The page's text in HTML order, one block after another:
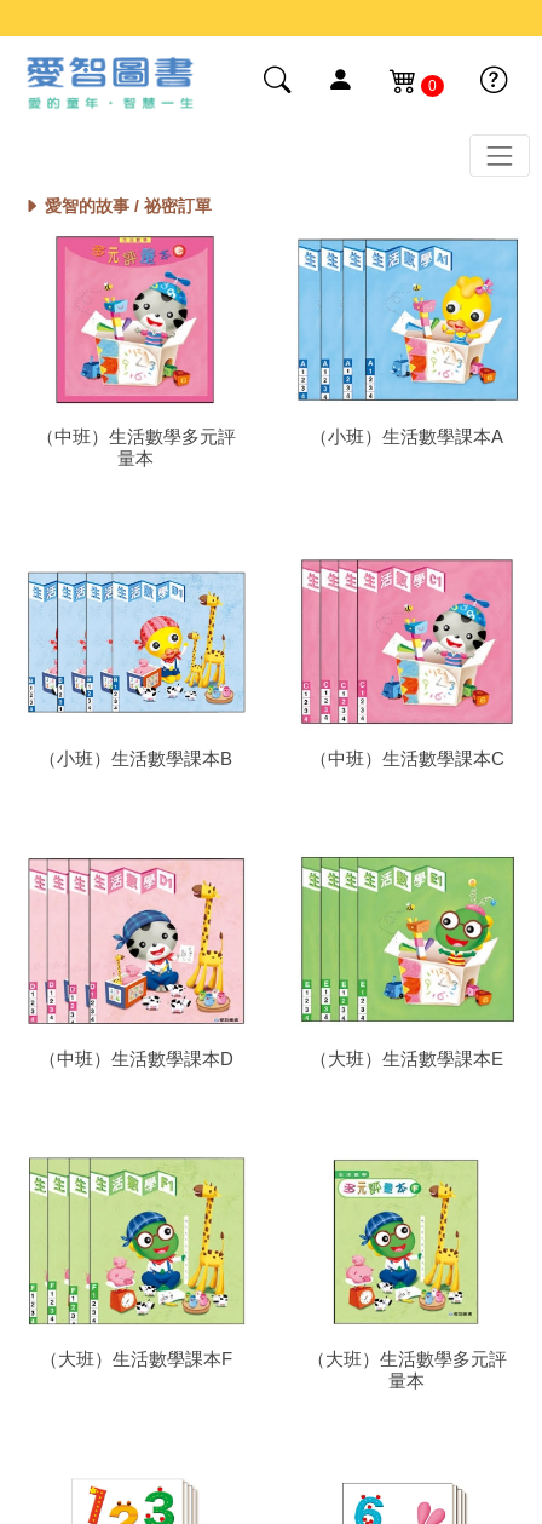
0
愛智的故事 / 祕密訂單
（中班）生活數學多元評
量本
（小班）生活數學課本A
（小班）生活數學課本B （中班）生活數學課本C
（中班）生活數學課本D （大班）生活數學課本E
（大班）生活數學課本F
（大班）生活數學多元評
量本